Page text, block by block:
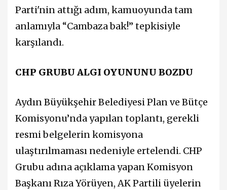
Parti'nin attığı adım, kamuoyunda tam
anlamıyla “Cambaza bak!” tepkisiyle
karşılandı.
CHP GRUBU ALGI OYUNUNU BOZDU
Aydın Büyükşehir Belediyesi Plan ve Bütçe
Komisyonu’nda yapılan toplantı, gerekli
resmi belgelerin komisyona
ulaştırılmaması nedeniyle ertelendi. CHP
Grubu adına açıklama yapan Komisyon
Başkanı Rıza Yörüyen, AK Partili üyelerin